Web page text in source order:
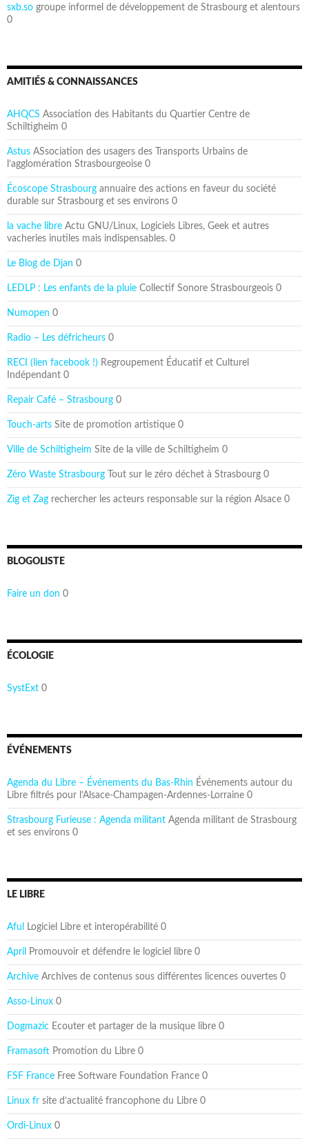
sxb.so groupe informel de développement de Strasbourg et alentours
0
AMITIÉS & CONNAISSANCES
AHQCS Association des Habitants du Quartier Centre de
Schiltigheim 0
Astus ASsociation des usagers des Transports Urbains de
l’agglomération Strasbourgeoise 0
Écoscope Strasbourg annuaire des actions en faveur du société
durable sur Strasbourg et ses environs 0
la vache libre Actu GNU/Linux, Logiciels Libres, Geek et autres
vacheries inutiles mais indispensables. 0
Le Blog de Djan 0
LEDLP : Les enfants de la pluie Collectif Sonore Strasbourgeois 0
Numopen 0
Radio – Les défricheurs 0
RECI (lien facebook !) Regroupement Éducatif et Culturel
Indépendant 0
Repair Café – Strasbourg 0
Touch-arts Site de promotion artistique 0
Ville de Schiltigheim Site de la ville de Schiltigheim 0
Zéro Waste Strasbourg Tout sur le zéro déchet à Strasbourg 0
Zig et Zag rechercher les acteurs responsable sur la région Alsace 0
BLOGOLISTE
Faire un don 0
ÉCOLOGIE
SystExt 0
ÉVÉNEMENTS
Agenda du Libre – Événements du Bas-Rhin Événements autour du
Libre filtrés pour l’Alsace-Champagen-Ardennes-Lorraine 0
Strasbourg Furieuse : Agenda militant Agenda militant de Strasbourg
et ses environs 0
LE LIBRE
Aful Logiciel Libre et interopérabilité 0
April Promouvoir et défendre le logiciel libre 0
Archive Archives de contenus sous différentes licences ouvertes 0
Asso-Linux 0
Dogmazic Ecouter et partager de la musique libre 0
Framasoft Promotion du Libre 0
FSF France Free Software Foundation France 0
Linux fr site d’actualité francophone du Libre 0
Ordi-Linux 0